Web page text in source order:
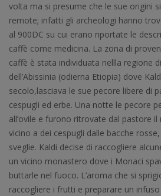
volta ma si presume che le sue origini
remote; infatti gli archeologi hanno
al 900DC su cui erano riportate le
caffè come medicina. La zona di
caffè è stata individuata nellla regione
dell’Abissinia (odierna Etiopia) dove
secolo,lasciava le sue pecore libere di
cespugli ed erbe. Una notte le pecore
all’ovile e furono ritrovate dal pastore
vicino a dei cespugli dalle bacche
sveglie. Kaldi decise di raccogliere
un vicino monastero dove i Monaci
buttarle nel fuoco. L’aroma che si
raccogliere i frutti e preparare un